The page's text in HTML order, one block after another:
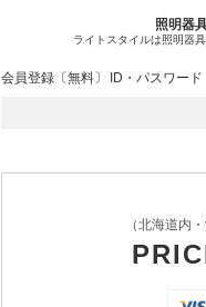
照明器
ライトスタイルは照明器
会員登録〔無料〕 ID・パスワード
（北海道内